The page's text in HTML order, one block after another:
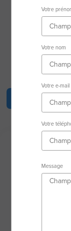
RSAC :
Description
Description
Vendre ou
Votre
Votre nom
Votre e-mail
Votre
Message